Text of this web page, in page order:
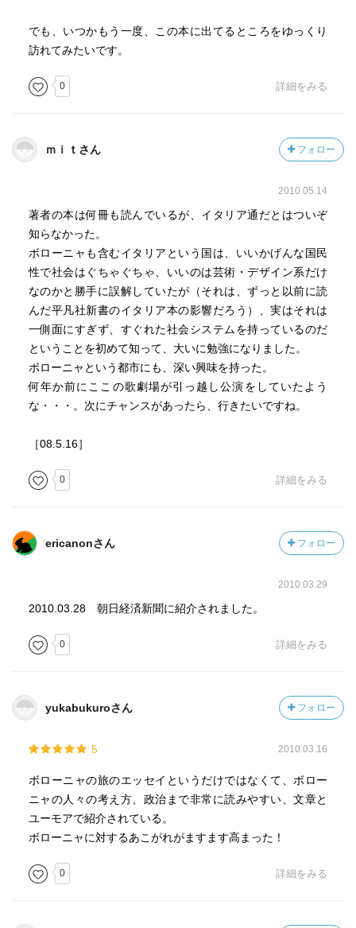
でも、いつかもう一度、この本に出てるところをゆっくり
訪れてみたいです。
0 詳細をみる
ｍｉｔさん フォロー
2010.05.14
著者の本は何冊も読んでいるが、イタリア通だとはついぞ
知らなかった。
ボローニャも含むイタリアという国は、いいかげんな国民
性で社会はぐちゃぐちゃ、いいのは芸術・デザイン系だけ
なのかと勝手に誤解していたが（それは、ずっと以前に読
んだ平凡社新書のイタリア本の影響だろう）、実はそれは
一側面にすぎず、すぐれた社会システムを持っているのだ
ということを初めて知って、大いに勉強になりました。
ボローニャという都市にも、深い興味を持った。
何年か前にここの歌劇場が引っ越し公演をしていたよう
な・・・。次にチャンスがあったら、行きたいですね。
［08.5.16］
0 詳細をみる
ericanonさん フォロー
2010.03.29
2010.03.28 朝日経済新聞に紹介されました。
0 詳細をみる
yukabukuroさん フォロー
5 2010.03.16
ボローニャの旅のエッセイというだけではなくて、ボロー
ニャの人々の考え方、政治まで非常に読みやすい、文章と
ユーモアで紹介されている。
ボローニャに対するあこがれがますます高まった！
0 詳細をみる